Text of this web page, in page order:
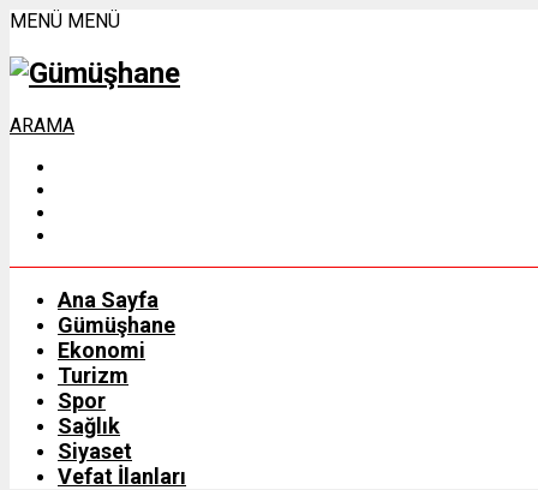
MENÜ MENÜ
ARAMA
Ana Sayfa
Gümüşhane
Ekonomi
Turizm
Spor
Sağlık
Siyaset
Vefat İlanları